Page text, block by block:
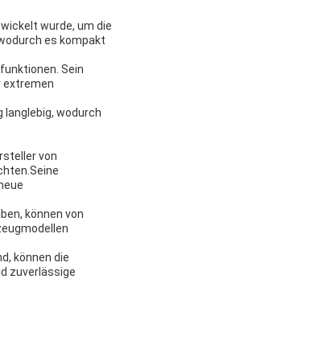
wurde, um die
es kompakt
Sein
extremen
wodurch
von
können von
können die
zuverlässige